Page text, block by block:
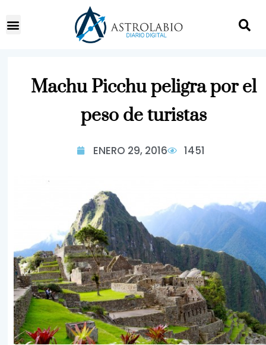
Machu Picchu peligra por el
peso de turistas
ENERO 29, 2016 1451